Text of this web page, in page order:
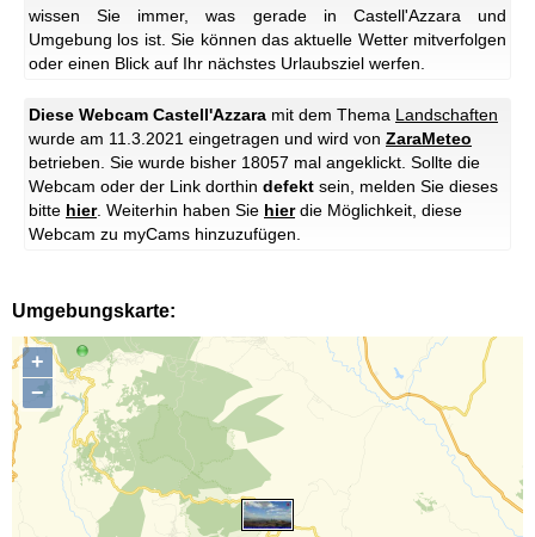
wissen Sie immer, was gerade in Castell'Azzara und
Umgebung los ist. Sie können das aktuelle Wetter mitverfolgen
oder einen Blick auf Ihr nächstes Urlaubsziel werfen.
Diese Webcam Castell'Azzara mit dem Thema Landschaften
wurde am 11.3.2021 eingetragen und wird von ZaraMeteo
betrieben. Sie wurde bisher 18057 mal angeklickt. Sollte die
Webcam oder der Link dorthin defekt sein, melden Sie dieses
bitte hier. Weiterhin haben Sie hierdie Möglichkeit, diese
Webcam zu myCams hinzuzufügen.
Umgebungskarte:
+
−